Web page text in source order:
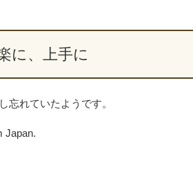
に、上手に
忘れていたようです。
Japan.